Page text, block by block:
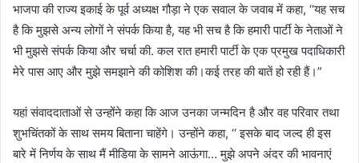
भाजपा की राज्य इकाई के पूर्व अध्यक्ष गौड़ा ने एक सवाल के जवाब में कहा, ‘‘यह सच
है कि मुझसे अन्य लोगों ने संपर्क किया है, यह भी सच है कि हमारी पार्टी के नेताओं ने
भी मुझसे संपर्क किया और चर्चा की. कल रात हमारी पार्टी के एक प्रमुख पदाधिकारी
मेरे पास आए और मुझे समझाने की कोशिश की।कई तरह की बातें हो रही हैं।”
यहां संवाददाताओं से उन्होंने कहा कि आज उनका जन्मदिन है और वह परिवार तथा
शुभचिंतकों के साथ समय बिताना चाहेंगे। उन्होंने कहा, ‘‘ इसके बाद जल्द ही इस
बारे में निर्णय के साथ मैं मीडिया के सामने आऊंगा… मुझे अपने अंदर की भावनाएं